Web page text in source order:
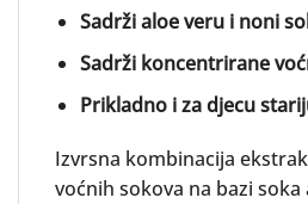
Sadrži aloe veru i noni
Sadrži koncentrirane
Prikladno i za djecu
Izvrsna kombinacija
voćnih sokova na bazi soka